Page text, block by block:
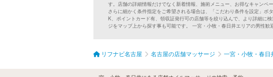
す。店舗の詳細情報だけでなく新着情報、施術メニュー、お得なキャンペ
さらに細かく条件指定をご希望される場合は、「こだわり条件を設定」
K、ポイントカード有、領収証発行可の店舗等を絞り込んで、より詳細に
ジをマップ上から探す事も可能です。 一宮・小牧・春日井エリアの男性
リフナビ名古屋 名古屋の店舗マッサージ 一宮・小牧・春日